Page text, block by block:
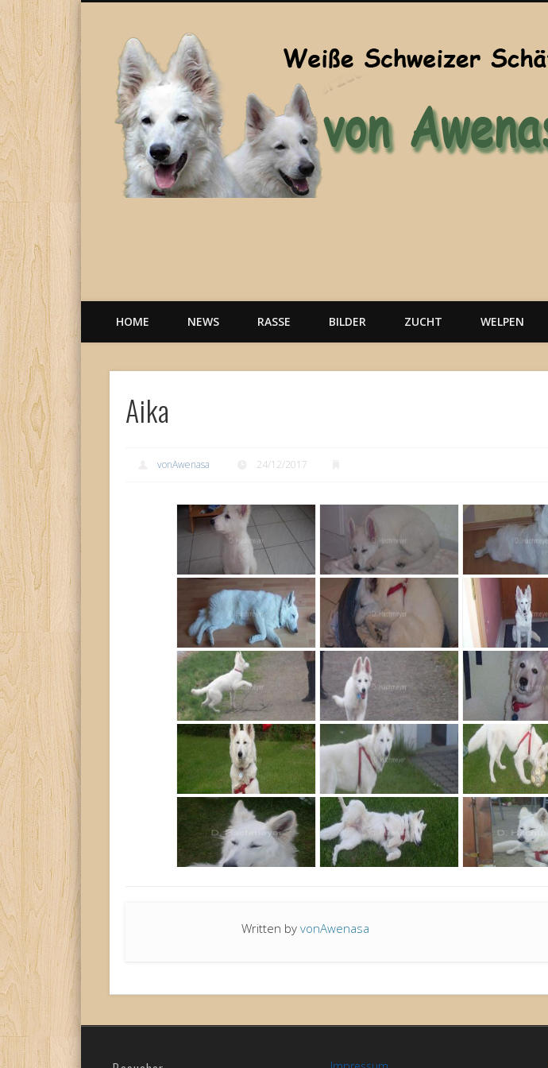
Welpen, weiße Schäferhunde, Hunde, Berger Blanc Suisse
HOME NEWS RASSE BILDER ZUCHT WELPEN
Aika
vonAwenasa 24/12/2017
Written byvonAwenasa